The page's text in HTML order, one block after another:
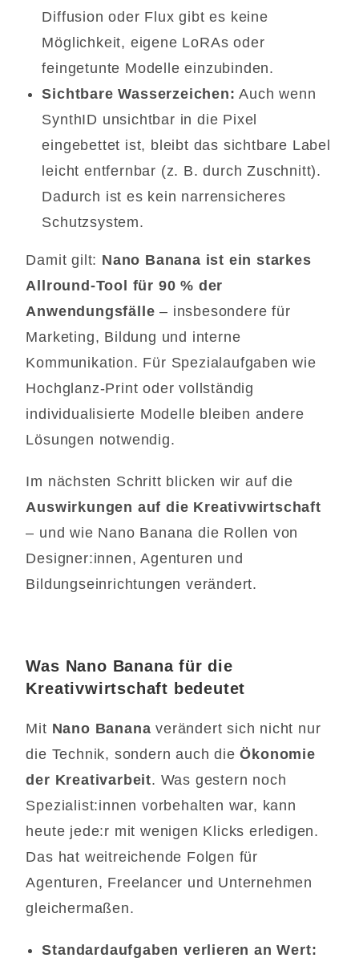
Diffusion oder Flux gibt es keine
Möglichkeit, eigene LoRAs oder
feingetunte Modelle einzubinden.
Sichtbare Wasserzeichen: Auch wenn
SynthID unsichtbar in die Pixel
eingebettet ist, bleibt das sichtbare Label
leicht entfernbar (z. B. durch Zuschnitt).
Dadurch ist es kein narrensicheres
Schutzsystem.
Damit gilt: Nano Banana ist ein starkes
Allround-Tool für 90 % der
Anwendungsfälle – insbesondere für
Marketing, Bildung und interne
Kommunikation. Für Spezialaufgaben wie
Hochglanz-Print oder vollständig
individualisierte Modelle bleiben andere
Lösungen notwendig.
Im nächsten Schritt blicken wir auf die
Auswirkungen auf die Kreativwirtschaft
– und wie Nano Banana die Rollen von
Designer:innen, Agenturen und
Bildungseinrichtungen verändert.
Was Nano Banana für die
Kreativwirtschaft bedeutet
Mit Nano Banana verändert sich nicht nur
die Technik, sondern auch dieÖkonomie
der Kreativarbeit. Was gestern noch
Spezialist:innen vorbehalten war, kann
heute jede:r mit wenigen Klicks erledigen.
Das hat weitreichende Folgen für
Agenturen, Freelancer und Unternehmen
gleichermaßen.
Standardaufgaben verlieren an Wert: